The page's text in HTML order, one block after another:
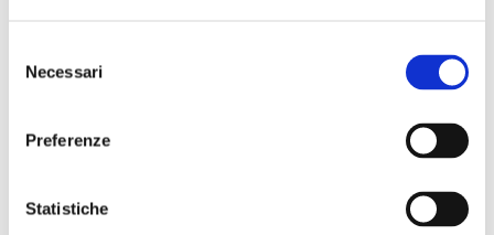
delNecessari
Preferenze
Statistiche
aperitivo IL
MONTE FAITO -
Sabato 19
Settembre 2026
natura con
picnic L’OASI
NATURALISTICA
Sabato 12
Settembre 2026